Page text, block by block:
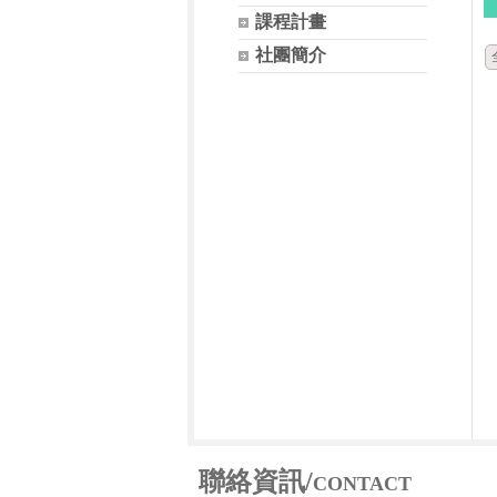
課程計畫
社團簡介
聯絡資訊/CONTACT